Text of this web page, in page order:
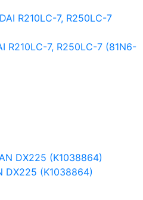
R210LC-7, R250LC-7 (81N6-
DX225 (K1038864)